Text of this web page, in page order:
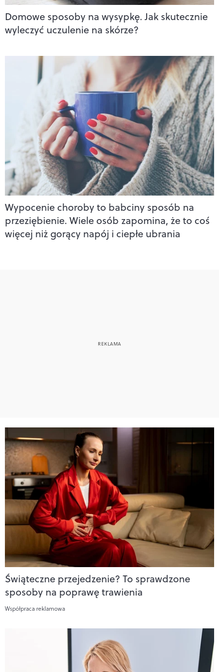
Domowe sposoby na wysypkę. Jak skutecznie
wyleczyć uczulenie na skórze?
Wypocenie choroby to babciny sposób na
przeziębienie. Wiele osób zapomina, że to coś
więcej niż gorący napój i ciepłe ubrania
Świąteczne przejedzenie? To sprawdzone
sposoby na poprawę trawienia
Współpraca reklamowa